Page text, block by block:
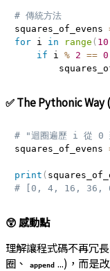
# 傳統方法
squares_of_evens
for i in range ( 10
if i % 2 == 0
✅ The Pythonic Way
# "迴圈遍歷 i 從 0
squares_of_evens
print (
# [0, 4, 16, 36,
😲 感動點
理解讓程式碼不再冗
圈、
append ...)，而是